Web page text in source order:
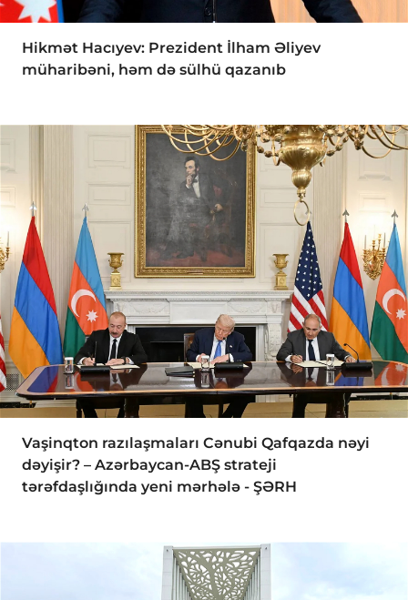
Hikmət Hacıyev: Prezident İlham Əliyev
müharibəni, həm də sülhü qazanıb
Vaşinqton razılaşmaları Cənubi Qafqazda nəyi
dəyişir? – Azərbaycan-ABŞ strateji
tərəfdaşlığında yeni mərhələ - ŞƏRH